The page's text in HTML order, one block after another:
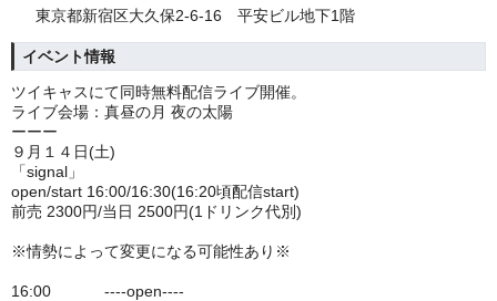
東京都新宿区大久保2-6-16 平安ビル地下1階
イベント情報
ツイキャスにて同時無料配信ライブ開催。
ライブ会場：真昼の月 夜の太陽
ーーー
９月１４日(土)
「signal」
open/start 16:00/16:30(16:20頃配信start)
前売 2300円/当日 2500円(1ドリンク代別)
※情勢によって変更になる可能性あり※
16:00 ----open----